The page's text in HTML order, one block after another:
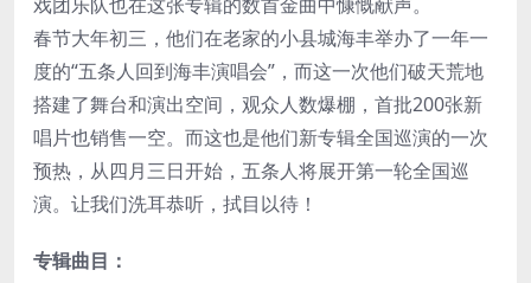
春节大年初三，他们在老家的小县城海丰举办了一年一
度的“五条人回到海丰演唱会”，而这一次他们破天荒地
搭建了舞台和演出空间，观众人数爆棚，首批200张新
唱片也销售一空。而这也是他们新专辑全国巡演的一次
预热，从四月三日开始，五条人将展开第一轮全国巡
演。让我们洗耳恭听，拭目以待！
专辑曲目：